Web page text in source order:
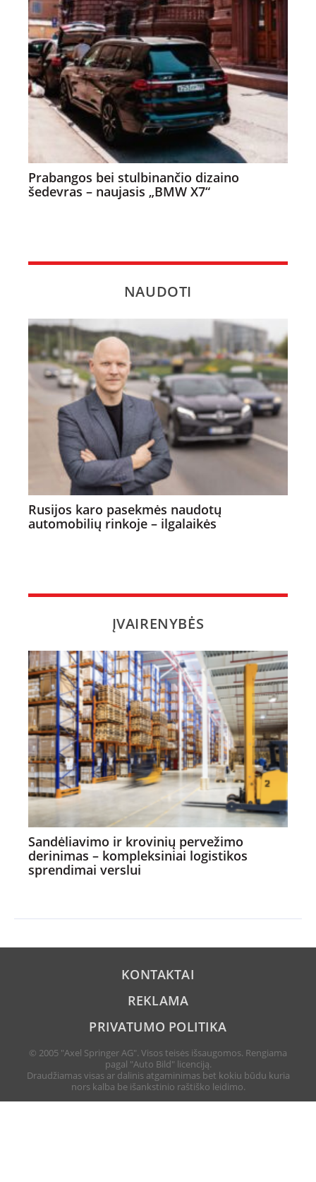
Prabangos bei stulbinančio dizaino
šedevras – naujasis „BMW X7“
NAUDOTI
Rusijos karo pasekmės naudotų
automobilių rinkoje – ilgalaikės
ĮVAIRENYBĖS
Sandėliavimo ir krovinių pervežimo
derinimas – kompleksiniai logistikos
sprendimai verslui
KONTAKTAI
REKLAMA
PRIVATUMO POLITIKA
© 2005 "Axel Springer AG". Visos teisės išsaugomos. Rengiama
pagal "Auto Bild" licenciją.
Draudžiamas visas ar dalinis atgaminimas bet kokiu būdu kuria
nors kalba be išankstinio raštiško leidimo.